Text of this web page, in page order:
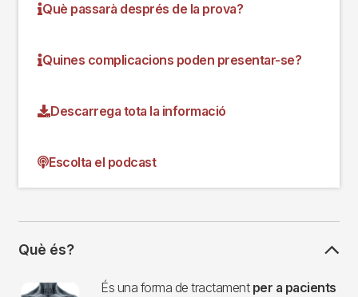
Què passarà després de la prova?
Quines complicacions poden presentar-se?
Descarrega tota la informació
Escolta el podcast
Què és?
Imagen És una forma de tractament per a pacients